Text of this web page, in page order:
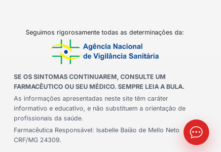
Seguimos rigorosamente todas as determinações da:
SE OS SINTOMAS CONTINUAREM, CONSULTE UM
FARMACÊUTICO OU SEU MÉDICO. SEMPRE LEIA A BULA.
As informações apresentadas neste site têm caráter
informativo e educativo, e não substituem a orientação de
profissionais da saúde.
Farmacêutica Responsável: Isabelle Baião de Mello Neto
CRF/MG 24309.